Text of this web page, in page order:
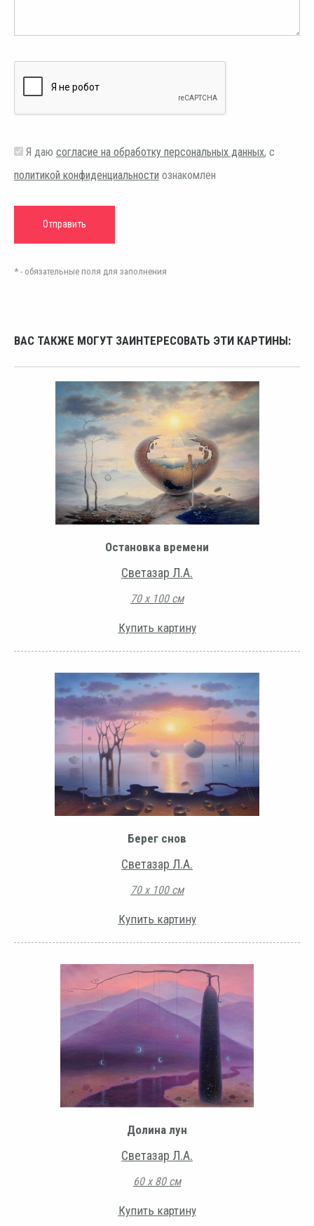
Я даю согласие на обработку персональных данных, с
политикой конфиденциальности ознакомлен
* - обязательные поля для заполнения
ВАС ТАКЖЕ МОГУТ ЗАИНТЕРЕСОВАТЬ ЭТИ КАРТИНЫ:
Остановка времени
Светазар Л.А.
70 х 100 см
Купить картину
Берег снов
Светазар Л.А.
70 х 100 см
Купить картину
Долина лун
Светазар Л.А.
60 х 80 см
Купить картину